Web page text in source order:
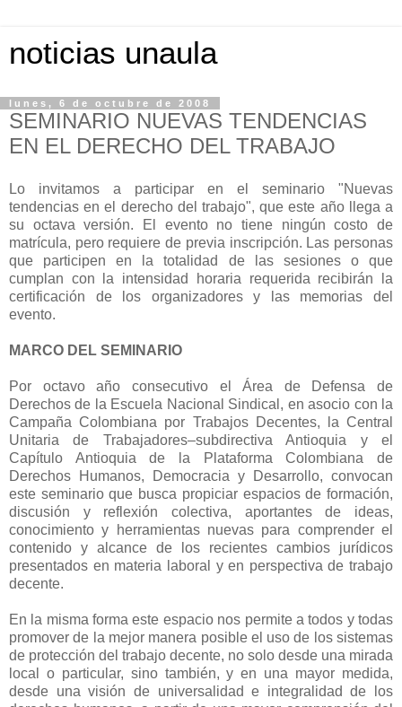
noticias unaula
lunes, 6 de octubre de 2008
SEMINARIO NUEVAS TENDENCIAS
EN EL DERECHO DEL TRABAJO
Lo invitamos a participar en el seminario "Nuevas
tendencias en el derecho del trabajo", que este año llega a
su octava versión. El evento no tiene ningún costo de
matrícula, pero requiere de previa inscripción. Las personas
que participen en la totalidad de las sesiones o que
cumplan con la intensidad horaria requerida recibirán la
certificación de los organizadores y las memorias del
evento.
MARCO DEL SEMINARIO
Por octavo año consecutivo el Área de Defensa de
Derechos de la Escuela Nacional Sindical, en asocio con la
Campaña Colombiana por Trabajos Decentes, la Central
Unitaria de Trabajadores–subdirectiva Antioquia y el
Capítulo Antioquia de la Plataforma Colombiana de
Derechos Humanos, Democracia y Desarrollo, convocan
este seminario que busca propiciar espacios de formación,
discusión y reflexión colectiva, aportantes de ideas,
conocimiento y herramientas nuevas para comprender el
contenido y alcance de los recientes cambios jurídicos
presentados en materia laboral y en perspectiva de trabajo
decente.
En la misma forma este espacio nos permite a todos y todas
promover de la mejor manera posible el uso de los sistemas
de protección del trabajo decente, no solo desde una mirada
local o particular, sino también, y en una mayor medida,
desde una visión de universalidad e integralidad de los